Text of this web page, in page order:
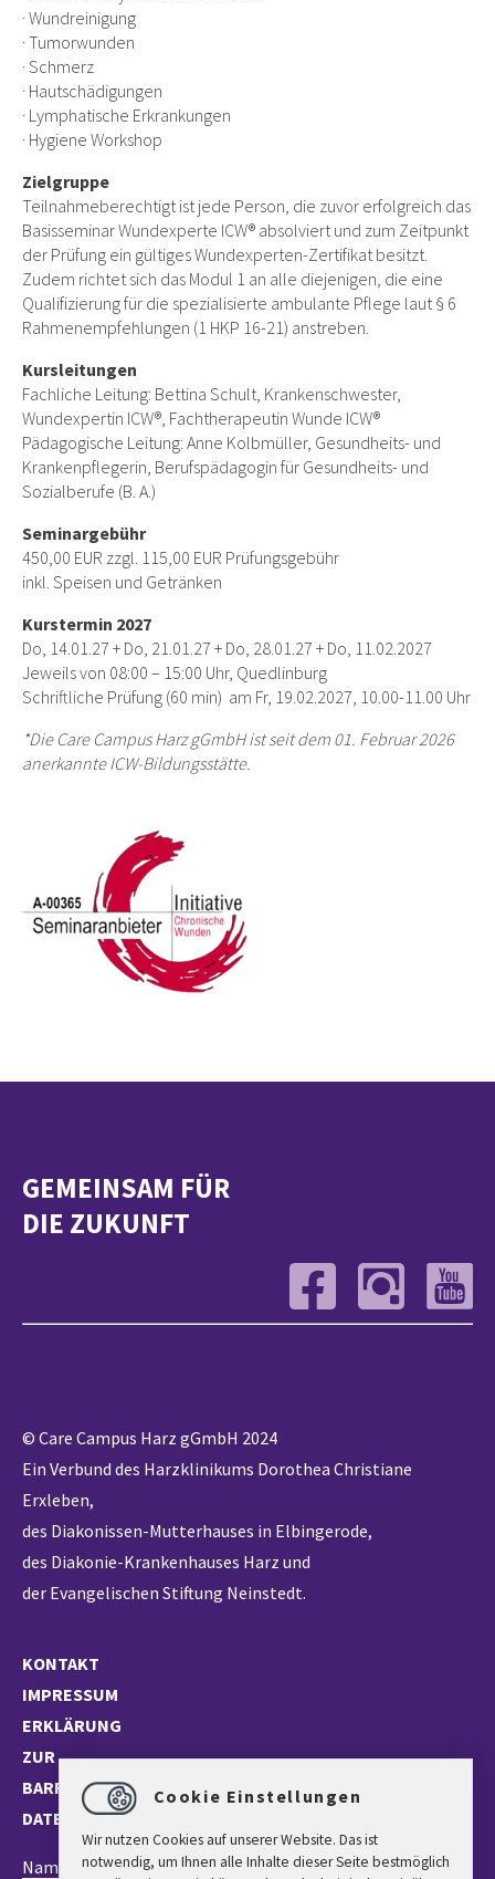
· Wundreinigung
· Tumorwunden
· Schmerz
· Hautschädigungen
· Lymphatische Erkrankungen
· Hygiene Workshop
Zielgruppe
Teilnahmeberechtigt ist jede Person, die zuvor erfolgreich das
Basisseminar Wundexperte ICW® absolviert und zum Zeitpunkt
der Prüfung ein gültiges Wundexperten-Zertifikat besitzt.
Zudem richtet sich das Modul 1 an alle diejenigen, die eine
Qualifizierung für die spezialisierte ambulante Pflege laut § 6
Rahmenempfehlungen (1 HKP 16-21) anstreben.
Kursleitungen
Fachliche Leitung: Bettina Schult, Krankenschwester,
Wundexpertin ICW®, Fachtherapeutin Wunde ICW®
Pädagogische Leitung: Anne Kolbmüller, Gesundheits- und
Krankenpflegerin, Berufspädagogin für Gesundheits- und
Sozialberufe (B. A.)
Seminargebühr
450,00 EUR zzgl. 115,00 EUR Prüfungsgebühr
inkl. Speisen und Getränken
Kurstermin 2027
Do, 14.01.27 + Do, 21.01.27 + Do, 28.01.27 + Do, 11.02.2027
Jeweils von 08:00 – 15:00 Uhr, Quedlinburg
Schriftliche Prüfung (60 min) am Fr, 19.02.2027, 10.00-11.00 Uhr
*Die Care Campus Harz gGmbH ist seit dem 01. Februar 2026
anerkannte ICW-Bildungsstätte.
GEMEINSAM FÜR
DIE ZUKUNFT
© Care Campus Harz gGmbH 2024
Ein Verbund des Harzklinikums Dorothea Christiane
Erxleben,
des Diakonissen-Mutterhauses in Elbingerode,
des Diakonie-Krankenhauses Harz und
der Evangelischen Stiftung Neinstedt.
KONTAKT
IMPRESSUM
ERKLÄRUNG
ZUR
BARRIEREFREIHEIT
DATENSCHUTZ
Name *
Cookie Einstellungen
Wir nutzen Cookies auf unserer Website. Das ist
notwendig, um Ihnen alle Inhalte dieser Seite bestmöglich